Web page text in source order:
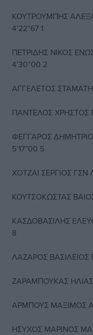
ΚΟΥΤΡΟΥΜΠΗΣ
4’22”67 1
ΠΕΤΡΙΔΗΣ ΝΙΚΟΣ
4’30”00 2
ΑΓΓΕΛΕΤΟΣ
ΠΑΝΤΕΛΟΣ ΧΡΗΣΤΟΣ
ΦΕΓΓΑΡΟΣ
5’17”00 5
ΧΟΤΖΑΙ ΣΕΡΓΙΟΣ ΓΣΝ
ΚΟΥΤΣΟΚΩΣΤΑΣ
ΚΑΣΔΟΒΑΣΙΛΗΣ
8
ΛΑΖΑΡΟΣ ΒΑΣΙΛΕΙΟΣ
ΖΑΡΑΜΠΟΥΚΑΣ ΗΛΙΑΣ
ΑΡΜΠΟΥΣ ΜΑΞΙΜΟΣ
ΗΣΥΧΟΣ ΜΑΡΙΝΟΣ